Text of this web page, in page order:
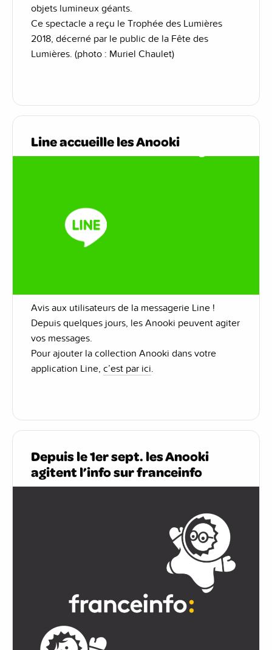
objets lumineux géants.
Ce spectacle a reçu le Trophée des Lumières
2018, décerné par le public de la Fête des
Lumières. (photo : Muriel Chaulet)
Line accueille les Anooki
Avis aux utilisateurs de la messagerie Line !
Depuis quelques jours, les Anooki peuvent agiter
vos messages.
Pour ajouter la collection Anooki dans votre
application Line, c’est par ici.
Depuis le 1er sept. les Anooki
agitent l’info sur franceinfo